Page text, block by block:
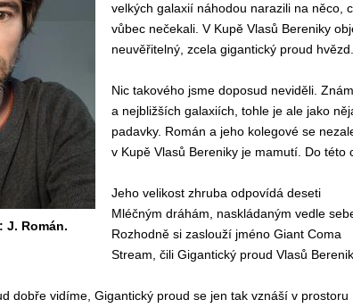
J. Román.
velkých galaxií náhodou narazili na něco,
vůbec nečekali. V Kupě Vlasů Bereniky
neuvěřitelný, zcela gigantický proud hvězd.
Nic takového jsme doposud neviděli.
a nejbližších galaxiích, tohle je ale jako
padavky. Román a jeho kolegové se
v Kupě Vlasů Bereniky je mamutí. Do této
Jeho velikost zhruba odpovídá deseti
Mléčným dráhám, naskládaným vedle
Rozhodně si zaslouží jméno Giant Coma
Stream, čili Gigantický proud Vlasů
dobře vidíme, Gigantický proud se jen tak vznáší v prostoru